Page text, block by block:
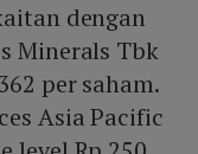
dengan
Minerals Tbk
per saham.
Asia Pacific